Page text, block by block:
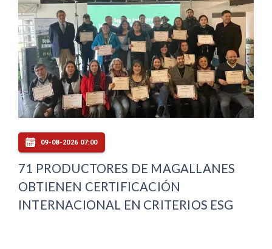
09-08-2026 07:00
71 PRODUCTORES DE MAGALLANES
OBTIENEN CERTIFICACIÓN
INTERNACIONAL EN CRITERIOS ESG